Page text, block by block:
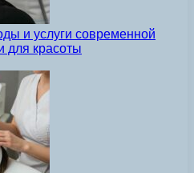
и услуги современной
для красоты